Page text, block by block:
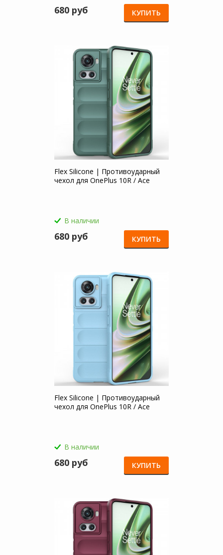
680 руб КУПИТЬ
Flex Silicone | Противоударный
чехол для OnePlus 10R / Ace
В наличии
680 руб КУПИТЬ
Flex Silicone | Противоударный
чехол для OnePlus 10R / Ace
В наличии
680 руб КУПИТЬ